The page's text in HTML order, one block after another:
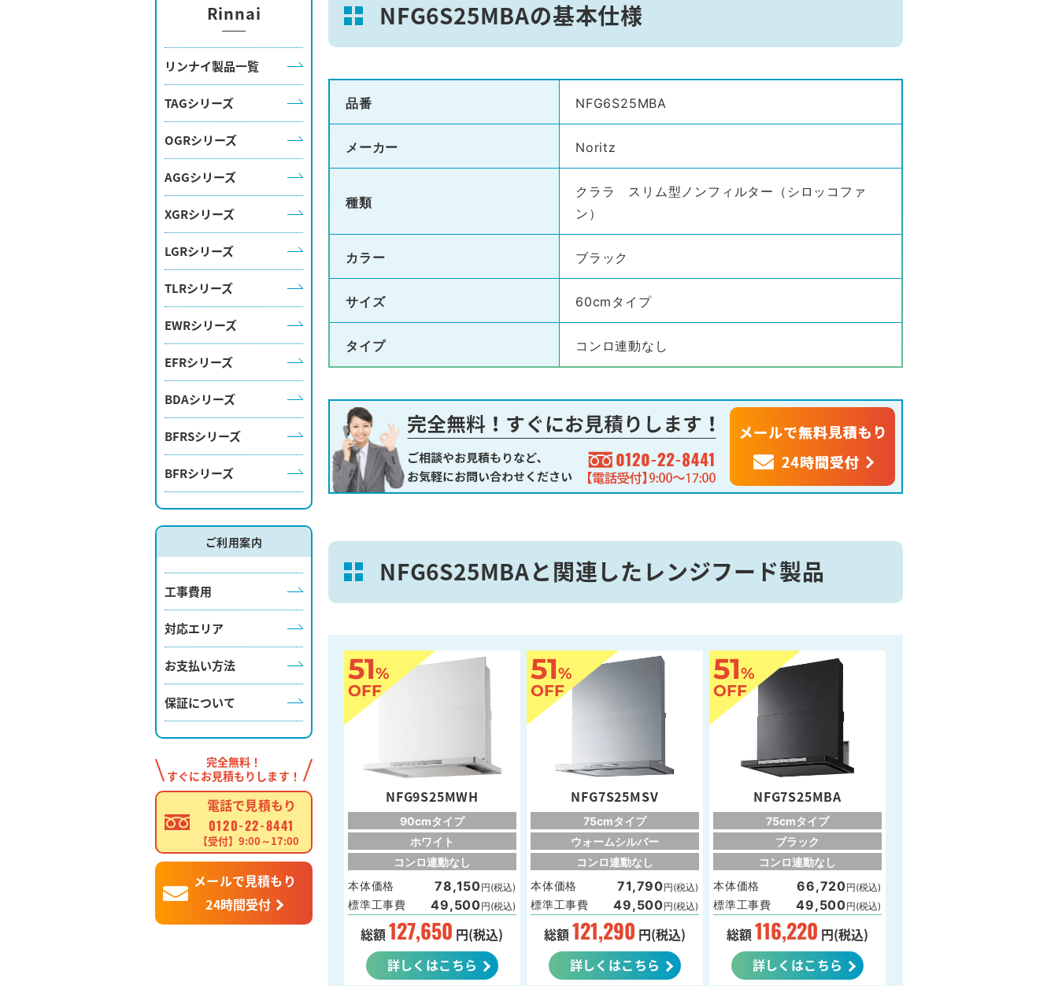
Rinnai
リンナイ製品一覧
TAGシリーズ
OGRシリーズ
AGGシリーズ
XGRシリーズ
LGRシリーズ
TLRシリーズ
EWRシリーズ
EFRシリーズ
BDAシリーズ
BFRSシリーズ
BFRシリーズ
ご利用案内
工事費用
対応エリア
お支払い方法
保証について
完全無料！
すぐにお見積もりします！
電話で見積もり
0120-22-8441
【受付】9:00～17:00
メールで見積もり
24時間受付
NFG6S25MBAの基本仕様
品番 NFG6S25MBA
メーカー Noritz
種類
クララ スリム型ノンフィルター（シロッコファ
ン）
カラー ブラック
サイズ 60cmタイプ
タイプ コンロ連動なし
NFG6S25MBAと関連したレンジフード製品
51%
OFF
NFG9S25MWH
90cmタイプ
ホワイト
コンロ連動なし
本体価格
78,150円(税込)
標準工事費 49,500円(税込)
総額127,650 円(税込)
詳しくはこちら
51%
OFF
NFG7S25MSV
75cmタイプ
ウォームシルバー
コンロ連動なし
本体価格
71,790円(税込)
標準工事費 49,500円(税込)
総額121,290 円(税込)
詳しくはこちら
51%
OFF
NFG7S25MBA
75cmタイプ
ブラック
コンロ連動なし
本体価格
66,720円(税込)
標準工事費 49,500円(税込)
総額116,220 円(税込)
詳しくはこちら